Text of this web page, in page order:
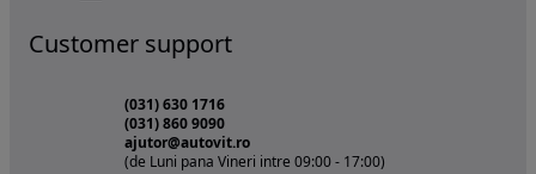
Customer support
(031) 630 1716
(031) 860 9090
ajutor@autovit.ro
(de Luni pana Vineri intre 09:00 - 17:00)